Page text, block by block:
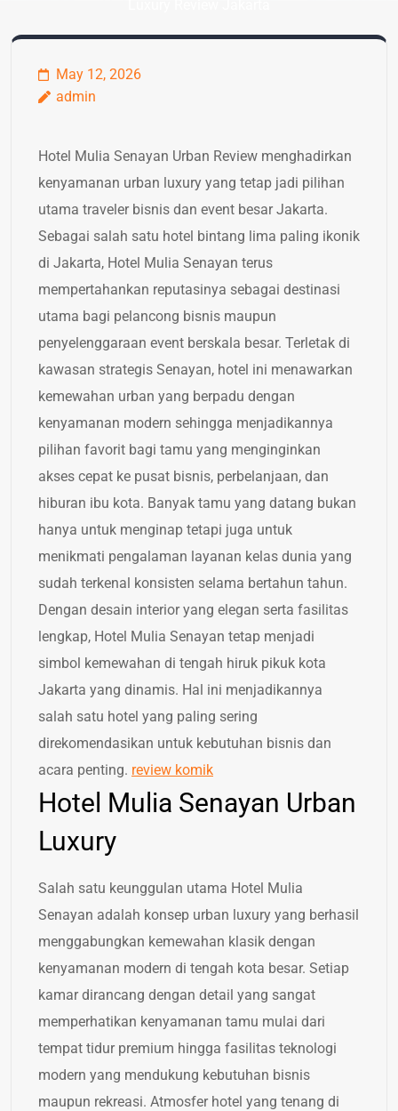
May 12, 2026
admin
Hotel Mulia Senayan Urban Review menghadirkan
kenyamanan urban luxury yang tetap jadi pilihan
utama traveler bisnis dan event besar Jakarta.
Sebagai salah satu hotel bintang lima paling ikonik
di Jakarta, Hotel Mulia Senayan terus
mempertahankan reputasinya sebagai destinasi
utama bagi pelancong bisnis maupun
penyelenggaraan event berskala besar. Terletak di
kawasan strategis Senayan, hotel ini menawarkan
kemewahan urban yang berpadu dengan
kenyamanan modern sehingga menjadikannya
pilihan favorit bagi tamu yang menginginkan
akses cepat ke pusat bisnis, perbelanjaan, dan
hiburan ibu kota. Banyak tamu yang datang bukan
hanya untuk menginap tetapi juga untuk
menikmati pengalaman layanan kelas dunia yang
sudah terkenal konsisten selama bertahun tahun.
Dengan desain interior yang elegan serta fasilitas
lengkap, Hotel Mulia Senayan tetap menjadi
simbol kemewahan di tengah hiruk pikuk kota
Jakarta yang dinamis. Hal ini menjadikannya
salah satu hotel yang paling sering
direkomendasikan untuk kebutuhan bisnis dan
acara penting. review komik
Hotel Mulia Senayan Urban
Luxury
Salah satu keunggulan utama Hotel Mulia
Senayan adalah konsep urban luxury yang berhasil
menggabungkan kemewahan klasik dengan
kenyamanan modern di tengah kota besar. Setiap
kamar dirancang dengan detail yang sangat
memperhatikan kenyamanan tamu mulai dari
tempat tidur premium hingga fasilitas teknologi
modern yang mendukung kebutuhan bisnis
maupun rekreasi. Atmosfer hotel yang tenang di